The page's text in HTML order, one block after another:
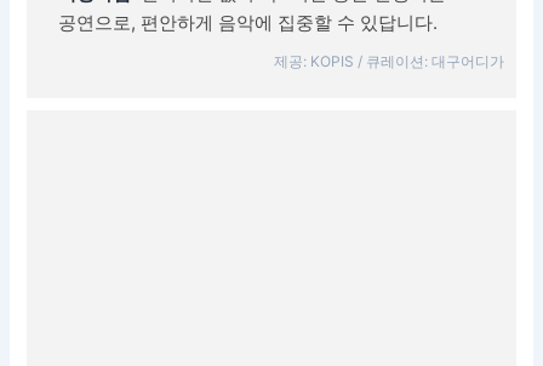
공연으로, 편안하게 음악에 집중할 수 있답니다.
제공: KOPIS / 큐레이션: 대구어디가